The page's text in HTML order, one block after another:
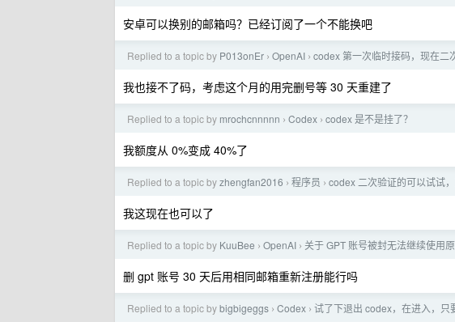
安卓可以换别的邮箱吗？已经订阅了一个不能换吧
Replied to a topic by P013onEr › OpenAI › codex 第一次临时接码，现在二
我也接不了码，考虑这个月的用完删号等 30 天重建了
Replied to a topic by mrochcnnnnn › Codex › codex 是不是挂了？
我额度从 0%变成 40%了
Replied to a topic byzhengfan2016 › 程序员 › codex 二次验证的可以试试
我这现在也可以了
Replied to a topic by KuuBee › OpenAI › 关于 GPT 账号被封无法继续使用
删 gpt 账号 30 天后用相同邮箱重新注册能行吗
Replied to a topic bybigbigeggs › Codex › 试了下退出 codex，在进入，只